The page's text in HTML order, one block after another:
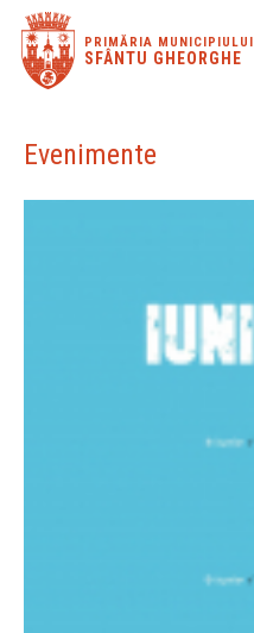
PRIMĂRIA MUNICIPIULUI
SFÂNTU GHEORGHE
Evenimente